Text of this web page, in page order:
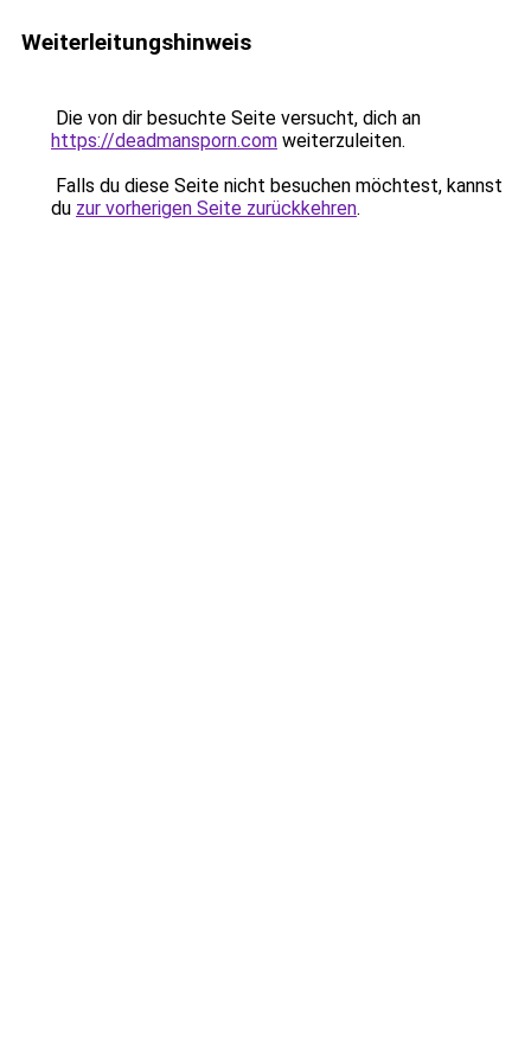
Weiterleitungshinweis
Die von dir besuchte Seite versucht, dich an
https://deadmansporn.com weiterzuleiten.
Falls du diese Seite nicht besuchen möchtest, kannst
du zur vorherigen Seite zurückkehren.